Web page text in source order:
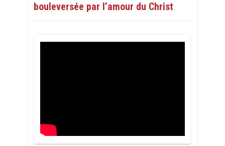
bouleversée par l’amour du Christ